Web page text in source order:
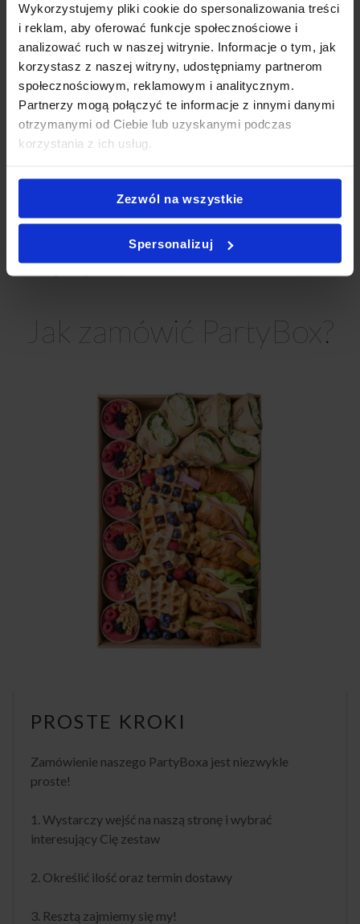
Wykorzystujemy pliki cookie do spersonalizowania treści
i reklam, aby oferować funkcje społecznościowe i
analizować ruch w naszej witrynie. Informacje o tym, jak
korzystasz z naszej witryny, udostępniamy partnerom
społecznościowym, reklamowym i analitycznym.
Partnerzy mogą połączyć te informacje z innymi danymi
otrzymanymi od Ciebie lub uzyskanymi podczas
korzystania z ich usług.
Zezwól na wszystkie
Spersonalizuj
Komunię Radom,Catering Na Urodziny Radom,Catering Na
Chrzciny Radom, Catering Na Imprezę Radom,
Eventowy Radom ,Catering Dla Firm Radom, Catering Na
Imprezy Domowe Radom ,Finger Food Radom,Catering
Okolicznościowy Radom,Catering Na Baby Shower Radom
Catering Super Boxy Radom, Catering Andrzejkowy Radom
Catering na Karnawał Radom,Catering Na Wigilię Radom
Catering na Wielkanoc Radom
Catering na szkolenie Radom,Catering firmowy z
Catering na przyjęcie Radom
imprezowy Radom
Partybox
Catering Radom impreza,Catering przekąski Radom
Catering świąteczny Radom.
Jak zamówić PartyBox?
PROSTE KROKI
Zamówienie naszego PartyBoxa jest niezwykle
proste!
1. Wystarczy wejść na naszą stronę i wybrać
interesujący Cię zestaw
2. Określić ilość oraz termin dostawy
3. Resztą zajmiemy się my!